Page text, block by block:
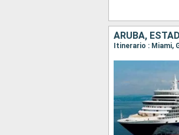
ARUBA,
Itinerario : Miami,